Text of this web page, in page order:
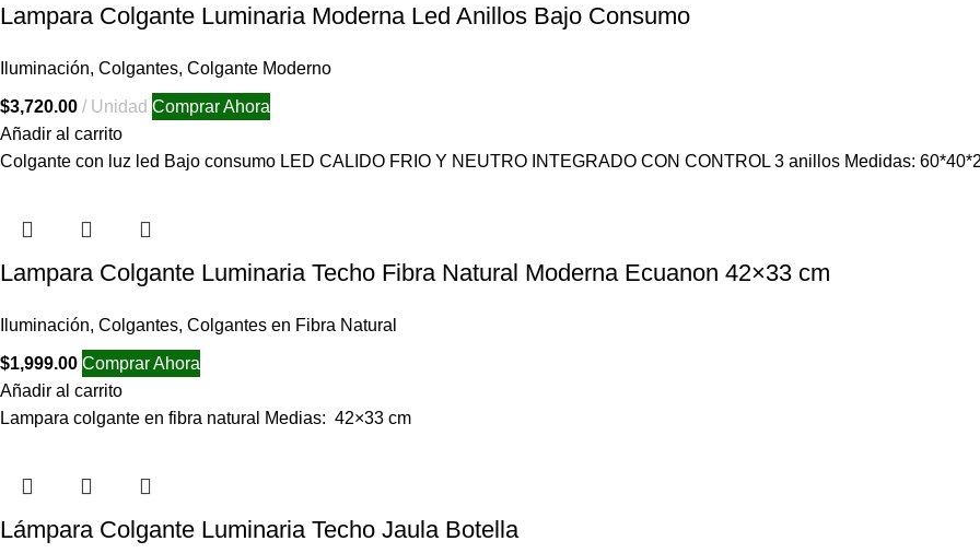
Lampara Colgante Luminaria Moderna Led Anillos Bajo Consumo
Iluminación, Colgantes, Colgante Moderno
$3,720.00 Unidad Comprar Ahora
Añadir al carrito
Colgante con luz led Bajo consumo LED CALIDO FRIO Y NEUTRO INTEGRADO CON CONTROL 3 anillos Medidas:
Lampara Colgante Luminaria Techo Fibra Natural Moderna Ecuanon 42×33 cm
Iluminación, Colgantes, Colgantes en Fibra Natural
$1,999.00 Comprar Ahora
Añadir al carrito
Lampara colgante en fibra natural Medias: 42×33 cm
Lámpara Colgante Luminaria Techo Jaula Botella